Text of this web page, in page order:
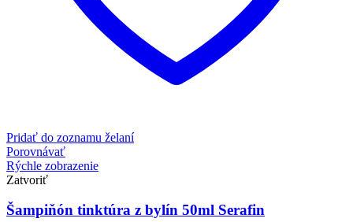
Pridať do zoznamu želaní
Porovnávať
Rýchle zobrazenie
Zatvoriť
Šampiňón tinktúra z bylín 50ml Serafin